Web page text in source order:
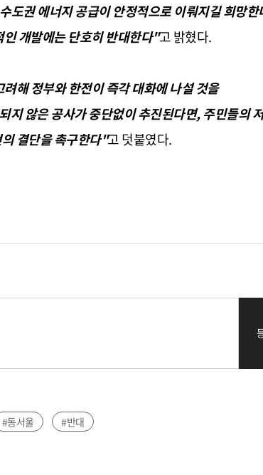
도권 에너지 공급이 안정적으로 이뤄지길 희망
개발에는 단호히 반대한다"고 밝혔다.
해 정부와 한전이 즉각 대화에 나설 것을
지 않은 공사가 중단없이 추진된다면, 주민들의
결단을 촉구한다"고 덧붙였다.
#동서울 #반대